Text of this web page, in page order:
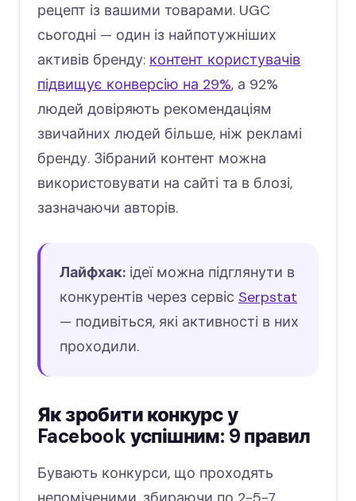
рецепт із вашими товарами. UGC
сьогодні — один із найпотужніших
активів бренду: контент користувачів
підвищує конверсію на 29%, а 92%
людей довіряють рекомендаціям
звичайних людей більше, ніж рекламі
бренду. Зібраний контент можна
використовувати на сайті та в блозі,
зазначаючи авторів.
Лайфхак: ідеї можна підглянути в
конкурентів через сервіс Serpstat
— подивіться, які активності в них
проходили.
Як зробити конкурс у
Facebook успішним: 9 правил
Бувають конкурси, що проходять